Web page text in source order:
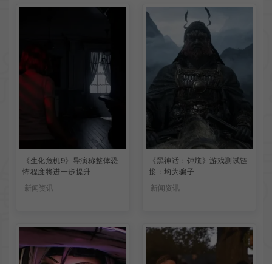
《生化危机9》导演称整体恐
怖程度将进一步提升
新闻资讯
《黑神话：钟馗》游戏测试链
接：均为骗子
新闻资讯